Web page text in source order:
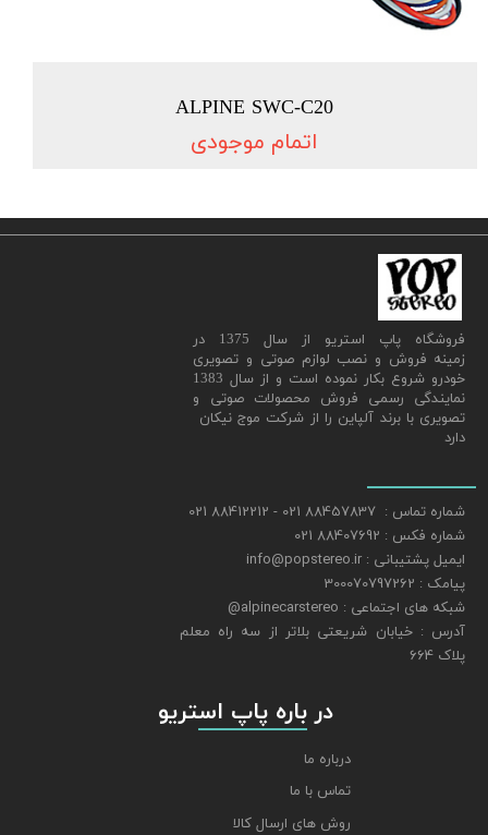
ALPINE SWC-C20
اتمام موجودی
​فروشگاه پاپ استریو از سال 1375 در
زمینه فروش و نصب لوازم صوتی و تصویری
خودرو شروع بکار نموده است و از سال 1383
نمایندگی رسمی فروش محصولات صوتی و
تصویری با برند آلپاین را از شرکت موج نیکان
دارد
شماره تماس : 88457837 021 - 88412212 021
شماره فکس : 88407692 021
ایمیل پشتیبانی : info@popstereo.ir
پیامک : 300070797262
شبکه های اجتماعی : alpinecarstereo@
​​​​​​​آدرس : خیابان شریعتی بلاتر از سه راه معلم
پلاک 664
​​​​​​​ در باره پاپ استریو
درباره ما
تماس با ما
روش های ارسال کالا